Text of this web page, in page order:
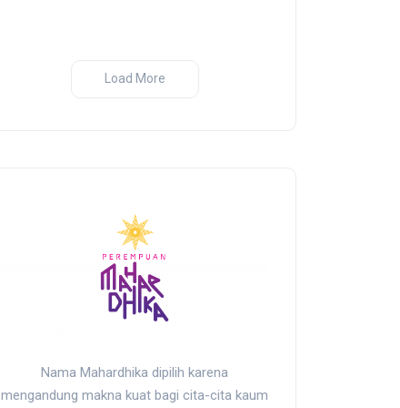
Load More
Nama Mahardhika dipilih karena
mengandung makna kuat bagi cita-cita kaum